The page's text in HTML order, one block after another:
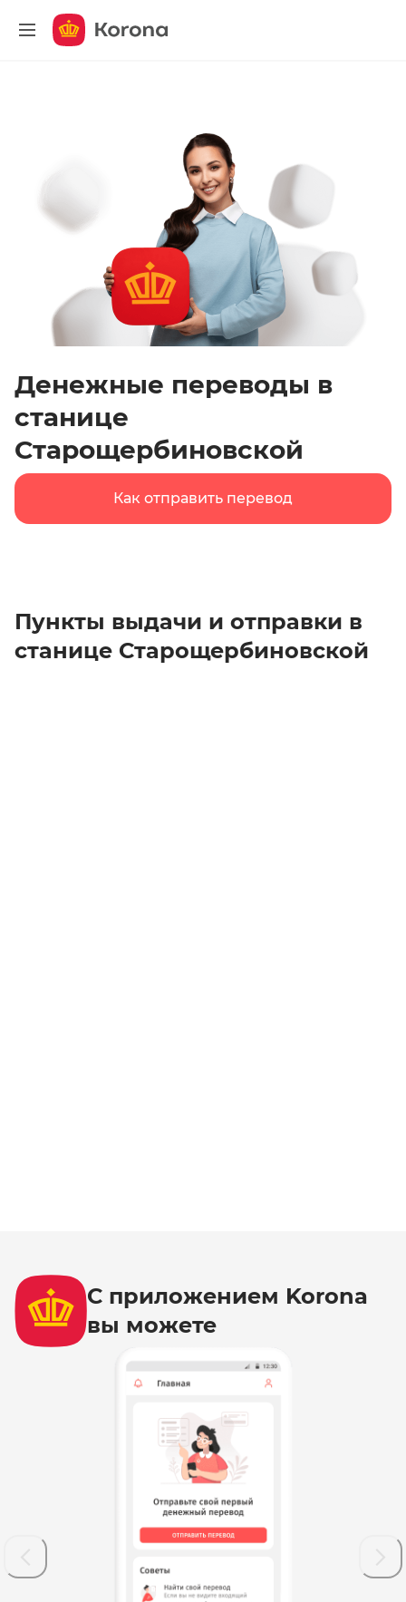
Денежные переводы в
станице
Старощербиновской
Как отправить перевод
Пункты выдачи и отправки в
станице Старощербиновской
С приложением Korona
вы можете